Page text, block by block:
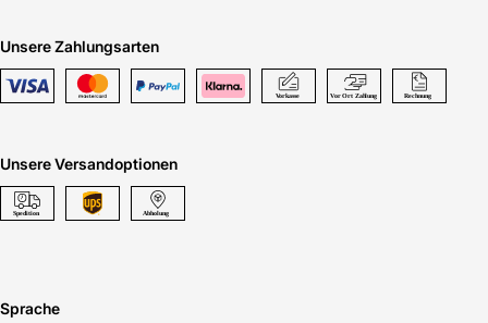
Unsere Zahlungsarten
Unsere Versandoptionen
Sprache